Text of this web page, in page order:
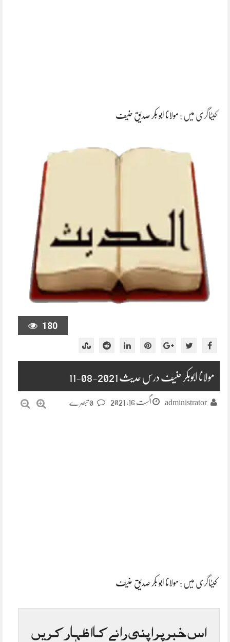
کیٹاگری میں : مولانا ابو بکر صدیق حنیف
180
مولانا ابوبکر حنیف درس حدیث 2021-08-11
administrator اگست 16, 2021
کیٹاگری میں : مولانا ابو بکر صدیق حنیف
اس خبر پر اپنی رائے کا اظہار کریں